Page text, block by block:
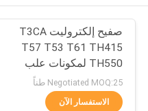
منتجات
أشرطة
فيديو
لوحة
صفيح إلكتروليت T3CA
T57 T53 T61 TH415
TH550 لمكونات علب
صفيح لفائف صفائح
Negotiated MOQ:25 طناً
الاستفسار الآن